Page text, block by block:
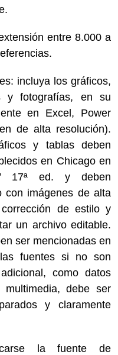
entre 8.000 a
incluya los gráficos,
y fotografías, en su
en Excel, Power
de alta resolución).
y tablas deben
en Chicago en
17ª ed. y deben
con imágenes de alta
de estilo y
un archivo editable.
ser mencionadas en
fuentes si no son
como datos
multimedia, debe ser
y claramente
la fuente de